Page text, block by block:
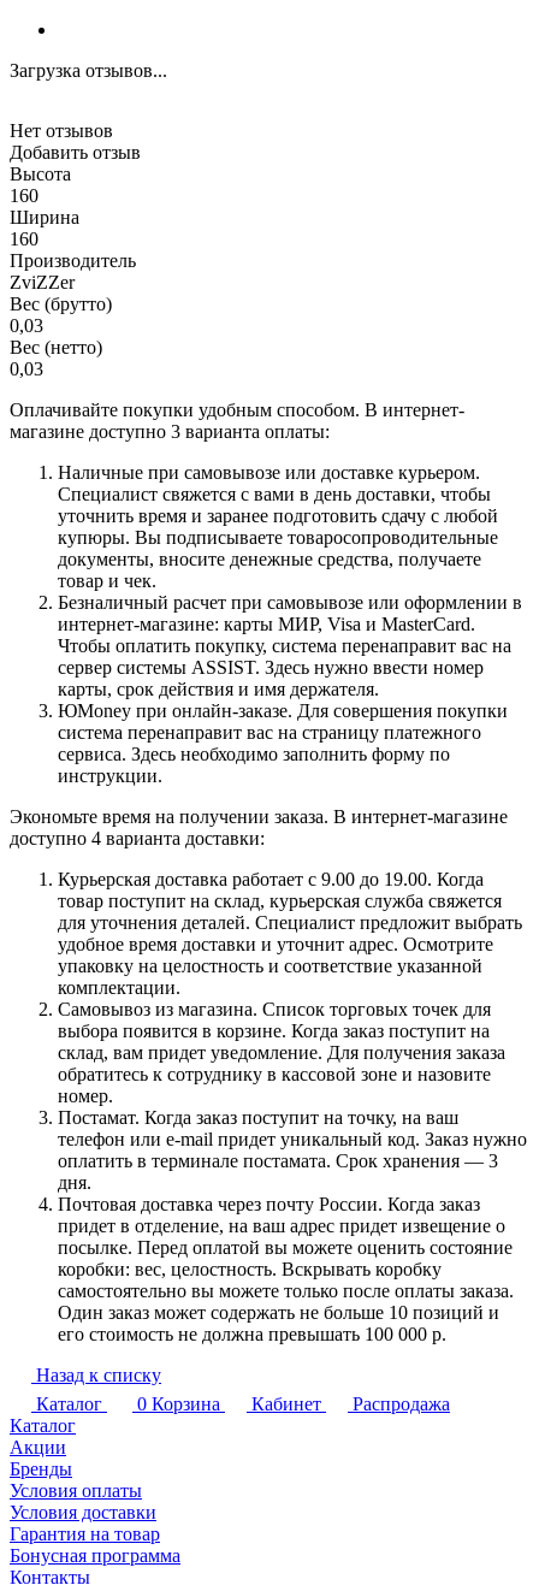
Загрузка отзывов...
Нет отзывов
Добавить отзыв
Высота
160
Ширина
160
Производитель
ZviZZer
Вес (брутто)
0,03
Вес (нетто)
0,03
Оплачивайте покупки удобным способом. В интернет-
магазине доступно 3 варианта оплаты:
Наличные при самовывозе или доставке курьером.
Специалист свяжется с вами в день доставки, чтобы
уточнить время и заранее подготовить сдачу с любой
купюры. Вы подписываете товаросопроводительные
документы, вносите денежные средства, получаете
товар и чек.
Безналичный расчет при самовывозе или оформлении в
интернет-магазине: карты МИР, Visa и MasterCard.
Чтобы оплатить покупку, система перенаправит вас на
сервер системы ASSIST. Здесь нужно ввести номер
карты, срок действия и имя держателя.
ЮMoney при онлайн-заказе. Для совершения покупки
система перенаправит вас на страницу платежного
сервиса. Здесь необходимо заполнить форму по
инструкции.
Экономьте время на получении заказа. В интернет-магазине
доступно 4 варианта доставки:
Курьерская доставка работает с 9.00 до 19.00. Когда
товар поступит на склад, курьерская служба свяжется
для уточнения деталей. Специалист предложит выбрать
удобное время доставки и уточнит адрес. Осмотрите
упаковку на целостность и соответствие указанной
комплектации.
Самовывоз из магазина. Список торговых точек для
выбора появится в корзине. Когда заказ поступит на
склад, вам придет уведомление. Для получения заказа
обратитесь к сотруднику в кассовой зоне и назовите
номер.
Постамат. Когда заказ поступит на точку, на ваш
телефон или e-mail придет уникальный код. Заказ нужно
оплатить в терминале постамата. Срок хранения — 3
дня.
Почтовая доставка через почту России. Когда заказ
придет в отделение, на ваш адрес придет извещение о
посылке. Перед оплатой вы можете оценить состояние
коробки: вес, целостность. Вскрывать коробку
самостоятельно вы можете только после оплаты заказа.
Один заказ может содержать не больше 10 позиций и
его стоимость не должна превышать 100 000 р.
Назад к списку
Каталог
0 Корзина Кабинет
Распродажа
Каталог
Акции
Бренды
Условия оплаты
Условия доставки
Гарантия на товар
Бонусная программа
Контакты